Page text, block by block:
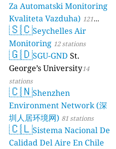
Za Automatski Monitoring
Kvaliteta Vazduha) 121
stations
🇸🇨Seychelles Air
Monitoring 12 stations
🇬🇩SGU-GND St.
George’s University14
stations
🇨🇳Shenzhen
Environment Network (深
圳人居环境网) 81 stations
🇨🇱Sistema Nacional De
Calidad Del Aire En Chile